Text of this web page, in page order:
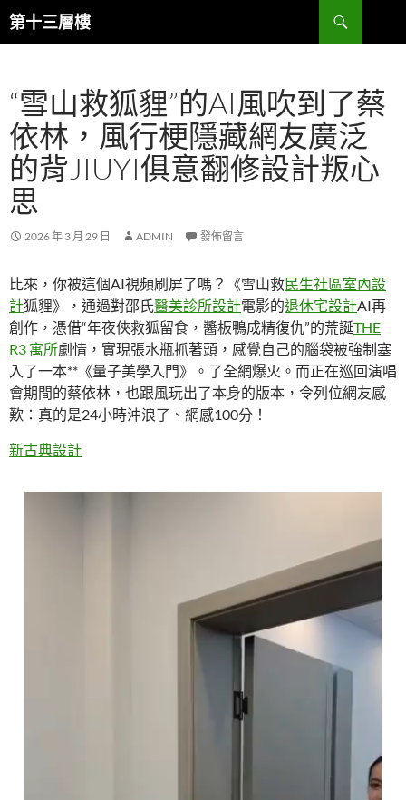
跳
至
內
第十三層樓
搜
尋
“雪山救狐貍”的AI風吹到了蔡
依林，風行梗隱藏網友廣泛
的背JIUYI俱意翻修設計叛心
思
2026 年 3 月 29 日 ADMIN 發佈留言
比來，你被這個AI視頻刷屏了嗎？《雪山救民生社區室內設
計狐貍》，通過對邵氏醫美診所設計電影的退休宅設計AI再
創作，憑借“年夜俠救狐留食，醬板鴨成精復仇”的荒誕THE
R3 寓所劇情，實現張水瓶抓著頭，感覺自己的腦袋被強制塞
入了一本**《量子美學入門》。了全網爆火。而正在巡回演唱
會期間的蔡依林，也跟風玩出了本身的版本，令列位網友感
歎：真的是24小時沖浪了、網感100分！
新古典設計